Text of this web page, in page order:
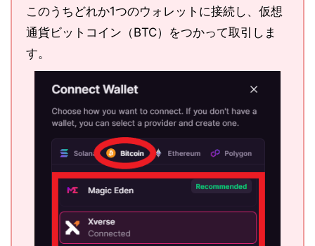
このうちどれか1つのウォレットに接続し、仮想
通貨ビットコイン（BTC）をつかって取引しま
す。